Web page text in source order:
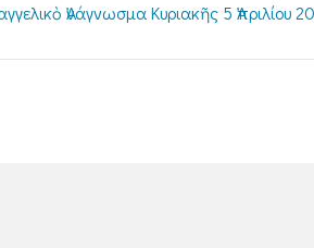
Ἀνάγνωσμα Κυριακῆς 5 Ἀπριλίου